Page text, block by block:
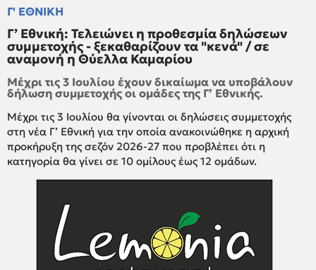
Γ' ΕΘΝΙΚΗ
Γ’ Εθνική: Τελειώνει η προθεσμία δηλώσεων
συμμετοχής - ξεκαθαρίζουν τα "κενά" / σε
αναμονή η Θύελλα Καμαρίου
Μέχρι τις 3 Ιουλίου έχουν δικαίωμα να υποβάλουν
δήλωση συμμετοχής οι ομάδες της Γ’ Εθνικής.
Μέχρι τις 3 Ιουλίου θα γίνονται οι δηλώσεις συμμετοχής
στη νέα Γ’ Εθνική για την οποία ανακοινώθηκε η αρχική
προκήρυξη της σεζόν 2026-27 που προβλέπει ότι η
κατηγορία θα γίνει σε 10 ομίλους έως 12 ομάδων.